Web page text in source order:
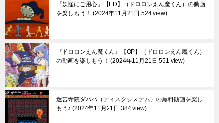
『妖怪にご用心』【ED】（ドロロンえん魔くん）の動画
を楽しもう！
2024年11月21日 524 view
『ドロロンえん魔くん』【OP】（ドロロンえん魔くん）
の動画を楽しもう！
2024年11月21日 551 view
迷宮寺院ダババ（ディスクシステム）の無料動画を楽し
もう♪ 2024年11月21日 384 view